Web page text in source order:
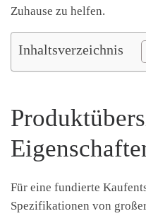
Zuhause zu helfen.
Inhaltsverzeichnis
Für eine fundierte
Spezifikationen von